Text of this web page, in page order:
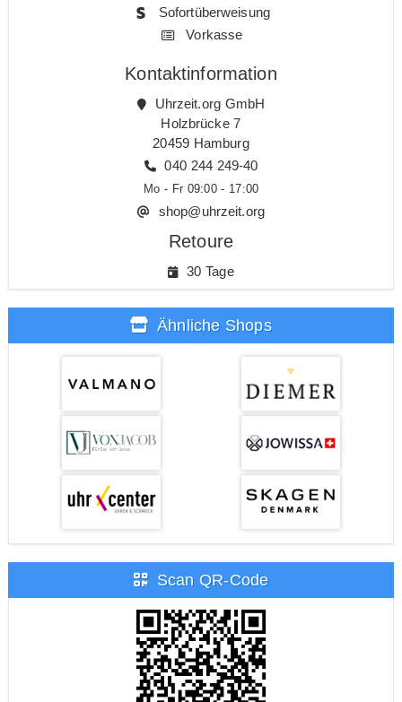
Sofortüberweisung
Vorkasse
Kontaktinformation
Uhrzeit.org GmbH
Holzbrücke 7
20459 Hamburg
040 244 249-40
Mo - Fr 09:00 - 17:00
shop@uhrzeit.org
Retoure
30 Tage
Ähnliche Shops
Scan QR-Code